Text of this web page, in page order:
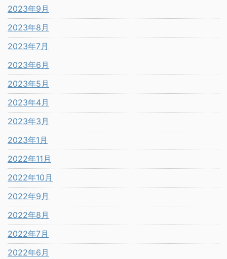
2023年9月
2023年8月
2023年7月
2023年6月
2023年5月
2023年4月
2023年3月
2023年1月
2022年11月
2022年10月
2022年9月
2022年8月
2022年7月
2022年6月